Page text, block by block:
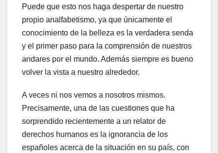
Puede que esto nos haga despertar de nuestro
propio analfabetismo, ya que únicamente el
conocimiento de la belleza es la verdadera senda
y el primer paso para la comprensión de nuestros
andares por el mundo. Además siempre es bueno
volver la vista a nuestro alrededor.
A veces ni nos vemos a nosotros mismos.
Precisamente, una de las cuestiones que ha
sorprendido recientemente a un relator de
derechos humanos es la ignorancia de los
españoles acerca de la situación en su país, con